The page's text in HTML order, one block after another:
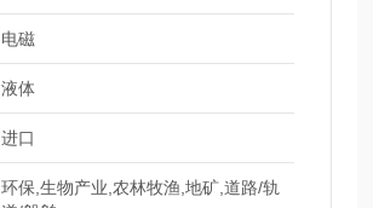
电磁
液体
进口
环保,生物产业,农林牧渔,地矿,道路/轨